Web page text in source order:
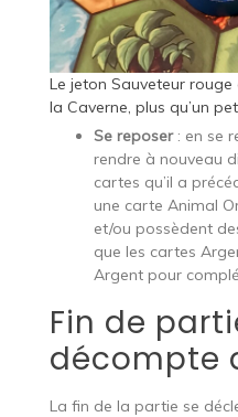
Le jeton Sauveteur
la Caverne, plus qu’un
Se reposer: en se
rendre à nouveau
cartes qu’il a
une carte Animal
et/ou possèdent
que les cartes
Argent pour
Fin de
décompte
La fin de la partie se